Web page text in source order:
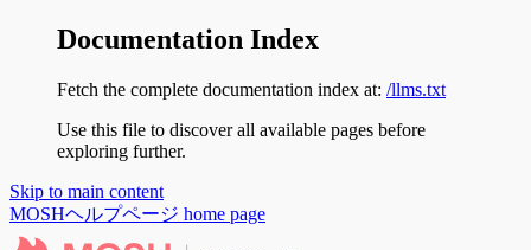
Documentation Index
Fetch the complete documentation index at: /llms.txt
Use this file to discover all available pages before
exploring further.
Skip to main content
MOSHヘルプページ home page